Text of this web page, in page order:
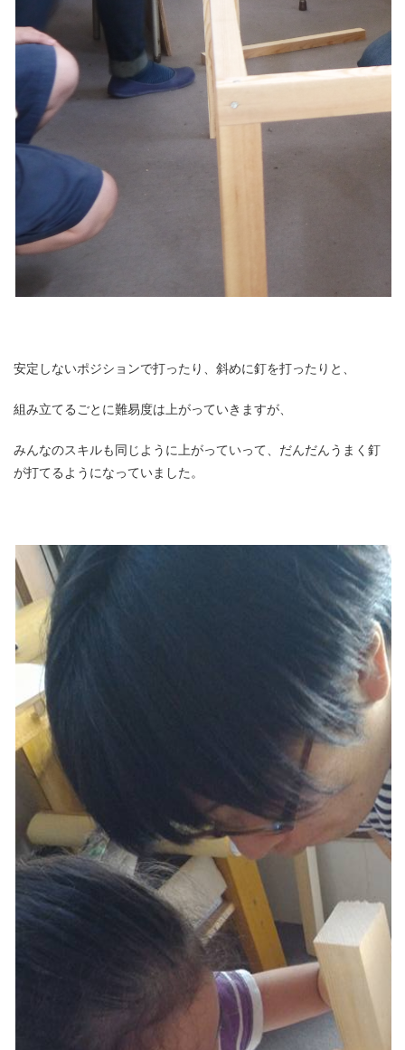
安定しないポジションで打ったり、斜めに釘を打ったりと、
組み立てるごとに難易度は上がっていきますが、
みんなのスキルも同じように上がっていって、だんだんうまく釘
が打てるようになっていました。